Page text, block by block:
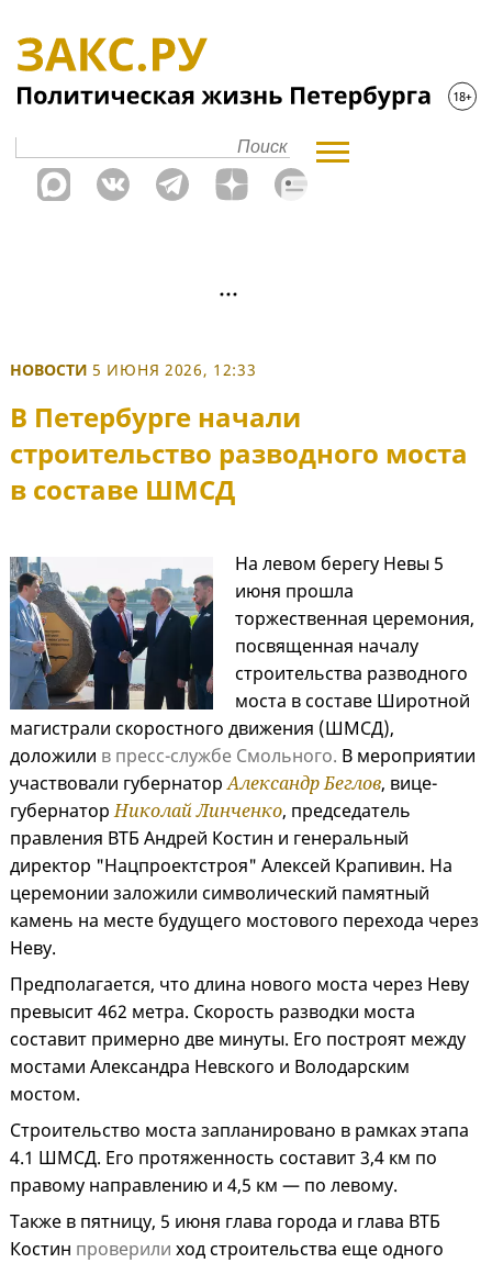
НОВОСТИ 5 ИЮНЯ 2026, 12:33
В Петербурге начали
строительство разводного моста
в составе ШМСД
На левом берегу Невы 5
июня прошла
торжественная церемония,
посвященная началу
строительства разводного
моста в составе Широтной
магистрали скоростного движения (ШМСД),
доложили в пресс-службе Смольного. В мероприятии
участвовали губернаторАлександр Беглов, вице-
губернаторНиколай Линченко, председатель
правления ВТБ Андрей Костин и генеральный
директор "Нацпроектстроя" Алексей Крапивин. На
церемонии заложили символический памятный
камень на месте будущего мостового перехода через
Неву.
Предполагается, что длина нового моста через Неву
превысит 462 метра. Скорость разводки моста
составит примерно две минуты. Его построят между
мостами Александра Невского и Володарским
мостом.
Строительство моста запланировано в рамках этапа
4.1 ШМСД. Его протяженность составит 3,4 км по
правому направлению и 4,5 км — по левому.
Также в пятницу, 5 июня глава города и глава ВТБ
Костин проверили ход строительства еще одного